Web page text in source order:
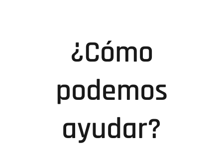
¿Cómo
podemos
ayudar?